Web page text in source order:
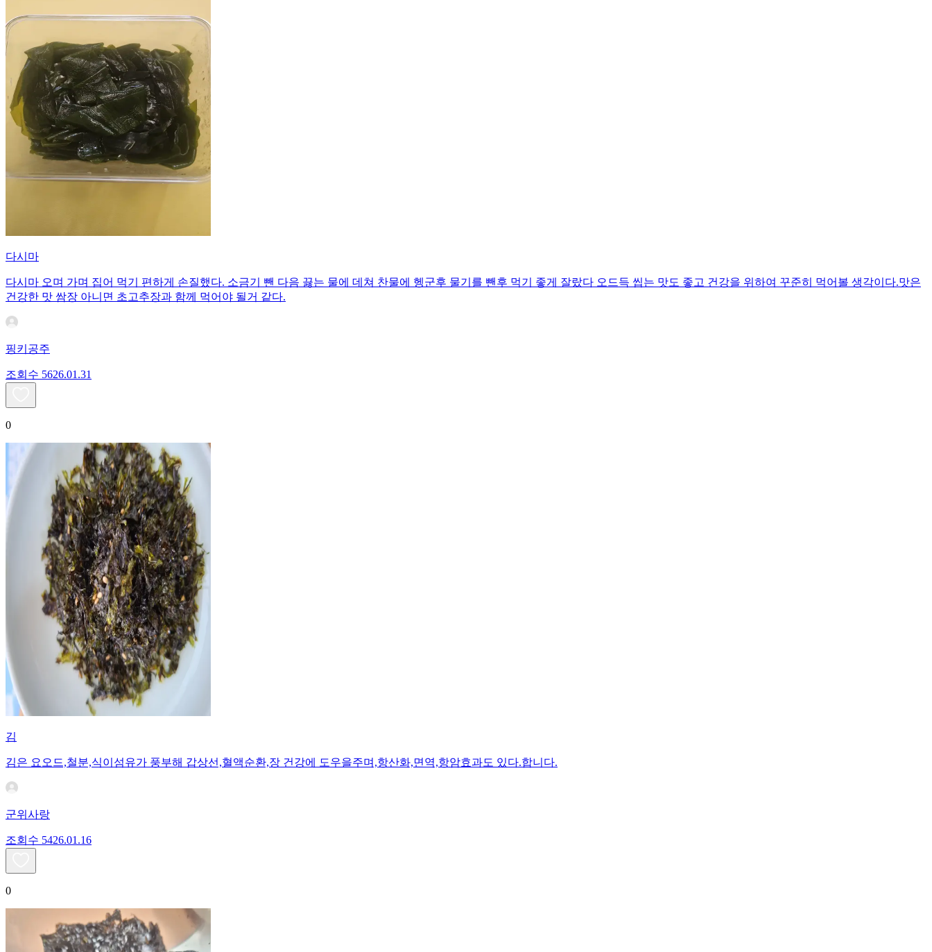
다시마
다시마 오며 가며 집어 먹기 편하게 손질했다. 소금기 뺀 다음 끓는 물에 데쳐 찬물에 헹군후 물기를 뺀후 먹기 좋게 잘랐다 오드득 씹는 맛도 좋고 건강을 위하여 꾸준히 먹어볼 생각이다.맛은
건강한 맛 쌈장 아니면 초고추장과 함께 먹어야 될거 같다.
핑키공주
조회수 5626.01.31
0
김
김은 요오드,철분,식이섬유가 풍부해 갑상선,혈액순환,장 건강에 도우을주며,항산화,면역,항암효과도 있다.합니다.
군위사랑
조회수 5426.01.16
0